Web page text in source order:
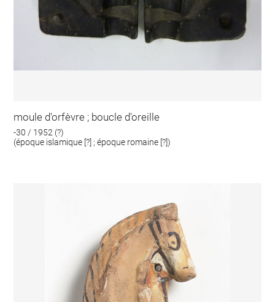
moule d'orfèvre ; boucle d'oreille
-30 / 1952 (?)
(époque islamique [?] ; époque romaine [?])